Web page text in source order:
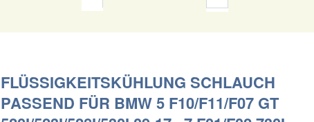
FLÜSSIGKEITSKÜHLUNG SCHLAUCH
PASSEND FÜR BMW 5 F10/F11/F07 GT